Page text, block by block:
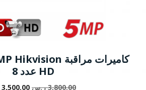
HD عدد 8
3,800.00 ر.س السعر
3,500.00